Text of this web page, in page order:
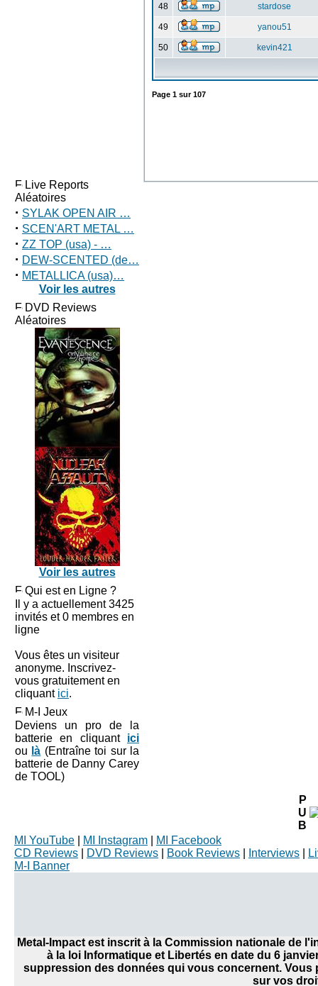
Live Reports
Aléatoires
· SYLAK OPEN AIR …
· SCEN'ART METAL …
· ZZ TOP (usa) - …
· DEW-SCENTED (de…
· METALLICA (usa)…
Voir les autres
DVD Reviews
Aléatoires
Voir les autres
Qui est en Ligne ?
Il y a actuellement 3425
invités et 0 membres en
ligne
Vous êtes un visiteur
anonyme. Inscrivez-
vous gratuitement en
cliquant ici.
M-I Jeux
Deviens un pro de la
batterie en cliquant ici
ou là (Entraîne toi sur la
batterie de Danny Carey
de TOOL)
48 stardose
49 yanou51
50 kevin421
Page 1 sur107
P
U
B
MI YouTube
MI Instagram
MI Facebook
CD Reviews
DVD Reviews Book Reviews Interviews
M-I Banner
Metal-Impact est inscrit à la Commission nationale de
à la loi Informatique et Libertés en date du 6
suppression des données qui vous concernent.
sur vos